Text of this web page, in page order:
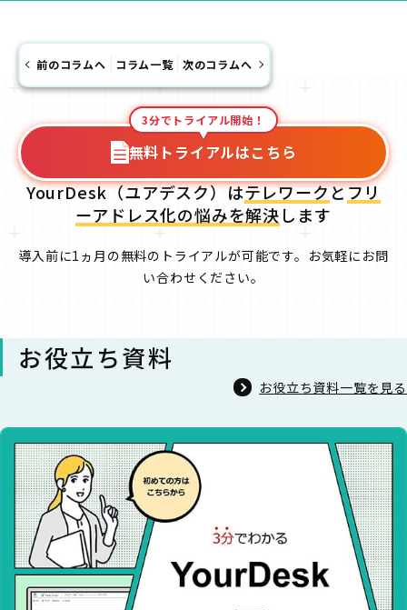
前のコラムへ コラム一覧 次のコラムへ
無料トライアルはこちら
3分でトライアル開始！
YourDesk（ユアデスク）はテレワークとフリ
ーアドレス化の悩みを解決します
導入前に1ヵ月の無料のトライアルが可能です。お気軽にお問
い合わせください。
お役立ち資料
お役立ち資料一覧を見る